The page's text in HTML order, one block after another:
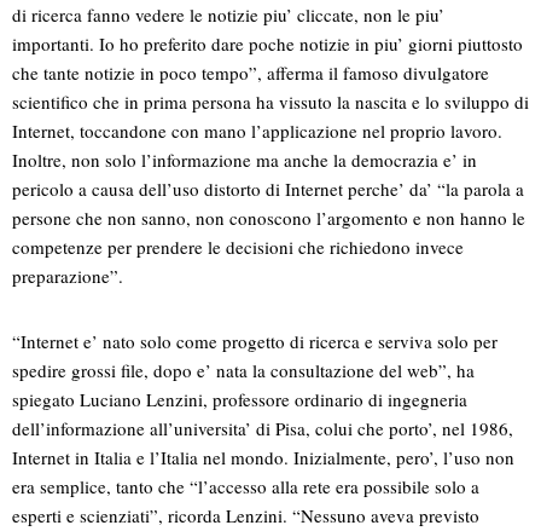
di ricerca fanno vedere le notizie piu’ cliccate, non le piu’
importanti. Io ho preferito dare poche notizie in piu’ giorni piuttosto
che tante notizie in poco tempo”, afferma il famoso divulgatore
scientifico che in prima persona ha vissuto la nascita e lo sviluppo di
Internet, toccandone con mano l’applicazione nel proprio lavoro.
Inoltre, non solo l’informazione ma anche la democrazia e’ in
pericolo a causa dell’uso distorto di Internet perche’ da’ “la parola a
persone che non sanno, non conoscono l’argomento e non hanno le
competenze per prendere le decisioni che richiedono invece
preparazione”.
“Internet e’ nato solo come progetto di ricerca e serviva solo per
spedire grossi file, dopo e’ nata la consultazione del web”, ha
spiegato Luciano Lenzini, professore ordinario di ingegneria
dell’informazione all’universita’ di Pisa, colui che porto’, nel 1986,
Internet in Italia e l’Italia nel mondo. Inizialmente, pero’, l’uso non
era semplice, tanto che “l’accesso alla rete era possibile solo a
esperti e scienziati”, ricorda Lenzini. “Nessuno aveva previsto